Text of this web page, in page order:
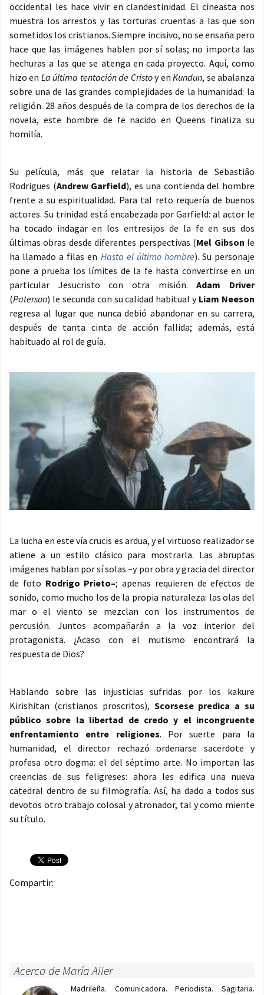
occidental les hace vivir en clandestinidad. El cineasta nos
muestra los arrestos y las torturas cruentas a las que son
sometidos los cristianos. Siempre incisivo, no se ensaña pero
hace que las imágenes hablen por sí solas; no importa las
hechuras a las que se atenga en cada proyecto. Aquí, como
hizo en La última tentación de Cristoy enKundun, se abalanza
sobre una de las grandes complejidades de la humanidad: la
religión. 28 años después de la compra de los derechos de la
novela, este hombre de fe nacido en Queens finaliza su
homilía.
Su película, más que relatar la historia de Sebastiâo
Rodrigues (Andrew Garfield), es una contienda del hombre
frente a su espiritualidad. Para tal reto requería de buenos
actores. Su trinidad está encabezada por Garfield: al actor le
ha tocado indagar en los entresijos de la fe en sus dos
últimas obras desde diferentes perspectivas (Mel Gibson le
ha llamado a filas en Hasta el último hombre). Su personaje
pone a prueba los límites de la fe hasta convertirse en un
particular Jesucristo con otra misión.Adam Driver
(Paterson) le secunda con su calidad habitual y Liam Neeson
regresa al lugar que nunca debió abandonar en su carrera,
después de tanta cinta de acción fallida; además, está
habituado al rol de guía.
La lucha en este vía crucis es ardua, y el virtuoso realizador se
atiene a un estilo clásico para mostrarla. Las abruptas
imágenes hablan por sí solas –y por obra y gracia del director
de foto Rodrigo Prieto–; apenas requieren de efectos de
sonido, como mucho los de la propia naturaleza: las olas del
mar o el viento se mezclan con los instrumentos de
percusión. Juntos acompañarán a la voz interior del
protagonista. ¿Acaso con el mutismo encontrará la
respuesta de Dios?
Hablando sobre las injusticias sufridas por los kakure
Kirishitan (cristianos proscritos), Scorsese predica a su
público sobre la libertad de credo y el incongruente
enfrentamiento entre religiones. Por suerte para la
humanidad, el director rechazó ordenarse sacerdote y
profesa otro dogma: el del séptimo arte. No importan las
creencias de sus feligreses: ahora les edifica una nueva
catedral dentro de su filmografía. Así, ha dado a todos sus
devotos otro trabajo colosal y atronador, tal y como miente
su título.
Compartir:
Acerca de María Aller
Madrileña. Comunicadora. Periodista. Sagitaria.